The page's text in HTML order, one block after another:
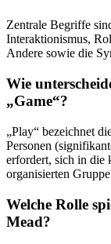
Zentrale Begriffe
Interaktionismus,
Andere sowie die
Wie
„Game“?
„Play“ bezeichnet
Personen
erfordert, sich in die
organisierten
Welche Rolle
Mead?